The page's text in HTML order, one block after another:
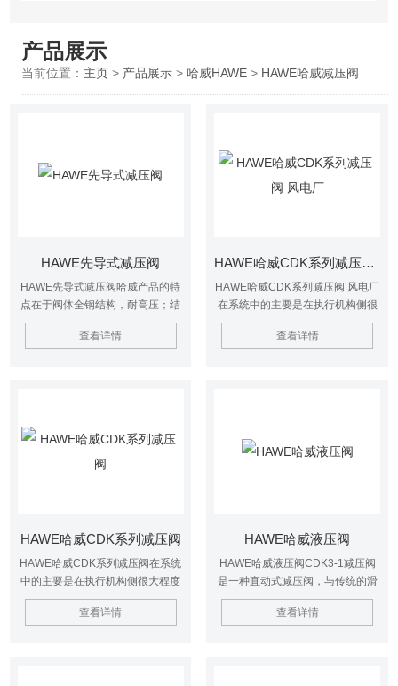
产品展示
当前位置： 主页> 产品展示> 哈威HAWE> HAWE哈威减压阀
HAWE先导式减压阀
HAWE先导式减压阀哈威产品的特
点在于阀体全钢结构，耐高压；结
构紧凑，体积小巧；无泄漏，使用
寿命长，应用于工程机械、机床、
查看详情
HAWE哈威CDK系列减压阀 风电厂
HAWE哈威CDK系列减压阀 风电厂
在系统中的主要是在执行机构侧很
大程度上保持一定的恒定压力，即
使进口压力比较高，使用该阀就可
查看详情
HAWE哈威CDK系列减压阀
HAWE哈威CDK系列减压阀在系统
中的主要是在执行机构侧很大程度
上保持一定的恒定压力，即使进口
压力比较高，使用该阀就可以调整
查看详情
HAWE哈威液压阀
HAWE哈威液压阀CDK3-1减压阀
是一种直动式减压阀，与传统的滑
阀式减压阀相比，CDK型二通减压
阀是一种截止式结构，所以在关闭
查看详情